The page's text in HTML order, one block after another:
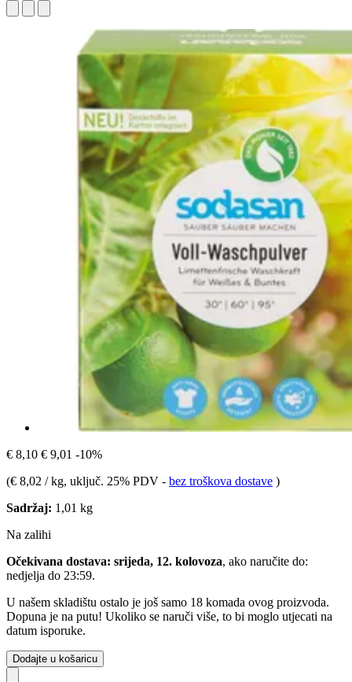
€ 8,10 € 9,01 -10%
(€ 8,02 / kg, uključ. 25% PDV - bez troškova dostave )
Sadržaj: 1,01 kg
Na zalihi
Očekivana dostava: srijeda, 12. kolovoza, ako naručite do:
nedjelja do 23:59.
U našem skladištu ostalo je još samo 18 komada ovog proizvoda.
Dopuna je na putu! Ukoliko se naruči više, to bi moglo utjecati na
datum isporuke.
Dodajte u košaricu